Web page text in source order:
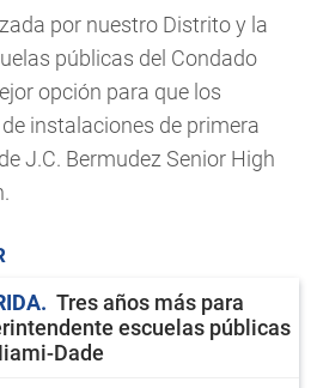
por nuestro Distrito y la
públicas del Condado
opción para que los
instalaciones de primera
J.C. Bermudez Senior High
Tres años más para
escuelas públicas
Dade